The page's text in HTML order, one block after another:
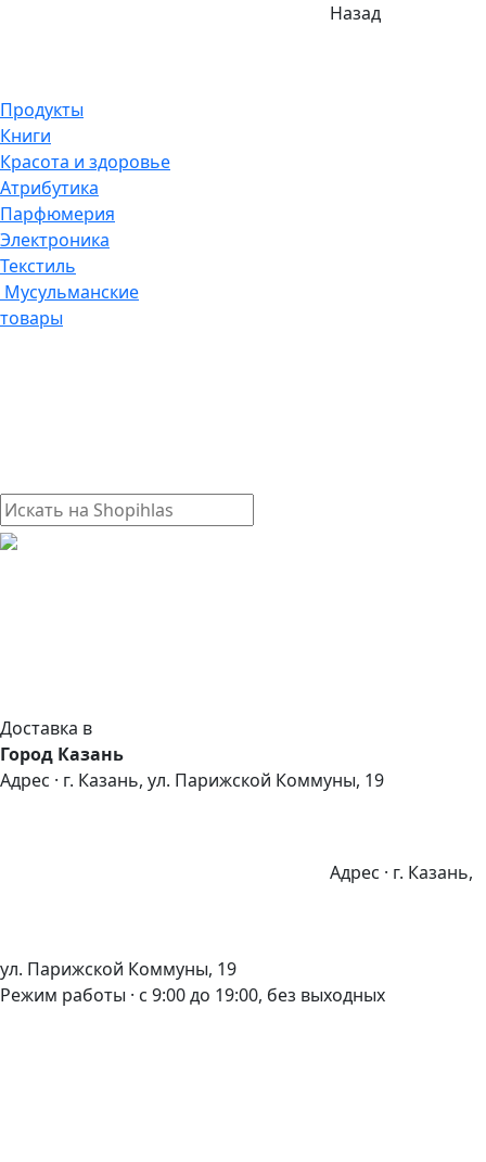
Назад
Продукты
Книги
Красота и здоровье
Атрибутика
Парфюмерия
Электроника
Текстиль
Мусульманские
товары
Доставка в
Город Казань
Адрес · г. Казань, ул. Парижской Коммуны, 19
Адрес · г. Казань,
ул. Парижской Коммуны, 19
Режим работы · с 9:00 до 19:00, без выходных